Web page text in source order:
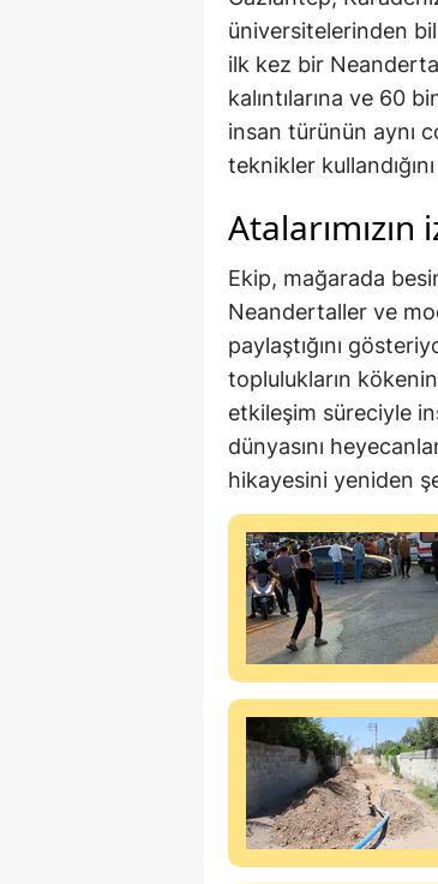
üniversitelerinden
ilk kez bir
kalıntılarına ve 60
insan türünün aynı
teknikler
Ekip, mağarada
Neandertaller ve
paylaştığını
toplulukların
etkileşim süreciyle
dünyasını
hikayesini yeniden